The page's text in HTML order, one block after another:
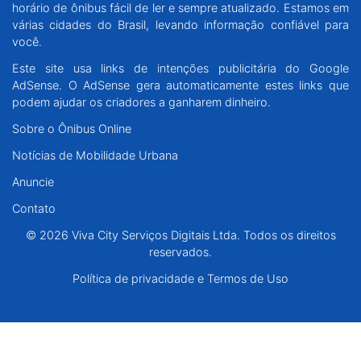
Santa Catarina
Centro-Oeste
Norte
horário de ônibus fácil de ler e sempre atualizado. Estamos em
várias cidades do Brasil, levando informação confiável para
você.
Este site usa links de intenções publicitária do Google
AdSense. O AdSense gera automaticamente estes links que
podem ajudar os criadores a ganharem dinheiro.
Sobre o Ônibus Online
Notícias de Mobilidade Urbana
Anuncie
Contato
© 2026 Viva City Serviços Digitais Ltda. Todos os direitos
reservados.
Política de privacidade e Termos de Uso